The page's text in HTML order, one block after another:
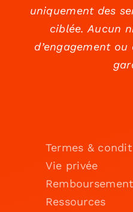
uniquement des
ciblée. Aucun
d’engagement ou
Termes &
Vie privée
Ressources